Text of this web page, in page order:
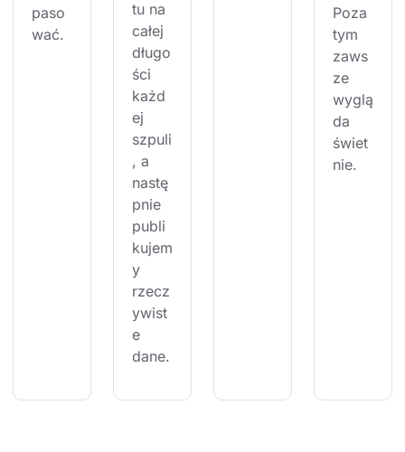
paso
wać.
tu na
całej
długo
ści
każd
ej
szpuli
, a
nastę
pnie
publi
kujem
y
rzecz
ywist
e
dane.
Poza
tym
zaws
ze
wyglą
da
świet
nie.